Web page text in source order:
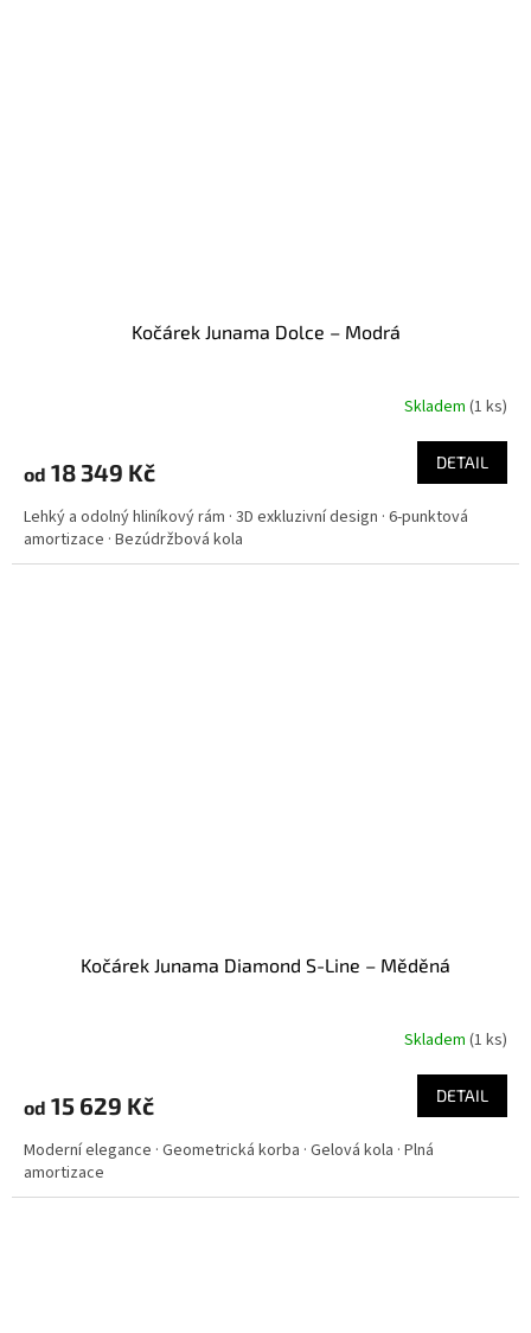
Kočárek Junama Dolce – Modrá
Skladem (1 ks)
od 18 349 Kč DETAIL
Lehký a odolný hliníkový rám · 3D exkluzivní design · 6-punktová
amortizace · Bezúdržbová kola
Kočárek Junama Diamond S-Line – Měděná
Skladem (1 ks)
od 15 629 Kč DETAIL
Moderní elegance · Geometrická korba · Gelová kola · Plná
amortizace